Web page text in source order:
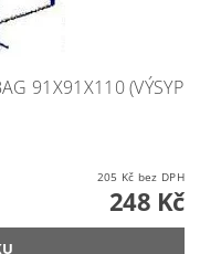
91X91X110 (VÝSYP
205 Kč bez DPH
248 Kč